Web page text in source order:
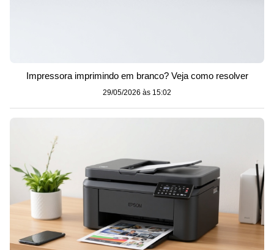
Impressora imprimindo em branco? Veja como resolver
29/05/2026 às 15:02